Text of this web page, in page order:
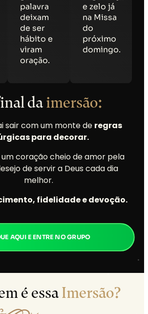
palavra
deixam
de ser
hábito e
viram
oração.
e zelo já
na Missa
do
próximo
domingo.
daimersão:
sair com um monte de regras
para decorar.
coração cheio de amor pela
de servir a Deus cada dia
melhor.
fidelidade e devoção.
AQUI E ENTRE NO GRUPO
é essaImersão?